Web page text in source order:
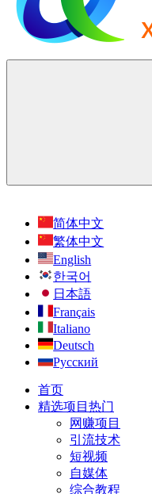
简体中文
繁体中文
English
한국어
日本語
Français
Italiano
Deutsch
Русский
首页
精选项目 热门
网赚项目
引流技术
短视频
自媒体
综合教程